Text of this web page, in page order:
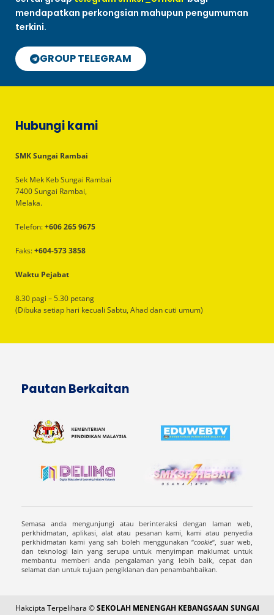
mendapatkan perkongsian mahupun pengumuman
terkini.
GROUP TELEGRAM
Hubungi kami
SMK Sungai Rambai
Sek Mek Keb Sungai Rambai
7400 Sungai Rambai,
Melaka.
Telefon:+606 265 9675
Faks:+604-573 3858
Waktu Pejabat
8.30 pagi – 5.30 petang
(Dibuka setiap hari kecuali Sabtu, Ahad dan cuti umum)
Pautan Berkaitan
Semasa anda mengunjungi atau berinteraksi dengan laman web,
perkhidmatan, aplikasi, alat atau pesanan kami, kami atau penyedia
perkhidmatan kami yang sah boleh menggunakan “cookie“, suar web,
dan teknologi lain yang serupa untuk menyimpan maklumat untuk
membantu memberi anda pengalaman yang lebih baik, cepat dan
selamat dan untuk tujuan pengiklanan dan penambahbaikan.
Hakcipta Terpelihara ©SEKOLAH MENENGAH KEBANGSAAN SUNGAI